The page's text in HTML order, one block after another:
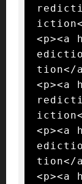
tion</
<p><a
tion</
<p><a